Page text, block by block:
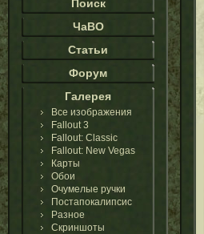
Поиск
ЧаВО
Статьи
Форум
Галерея
Все изображения
Fallout 3
Fallout: Classic
Fallout: New Vegas
Карты
Обои
Очумелые ручки
Постапокалипсис
Разное
Скриншоты